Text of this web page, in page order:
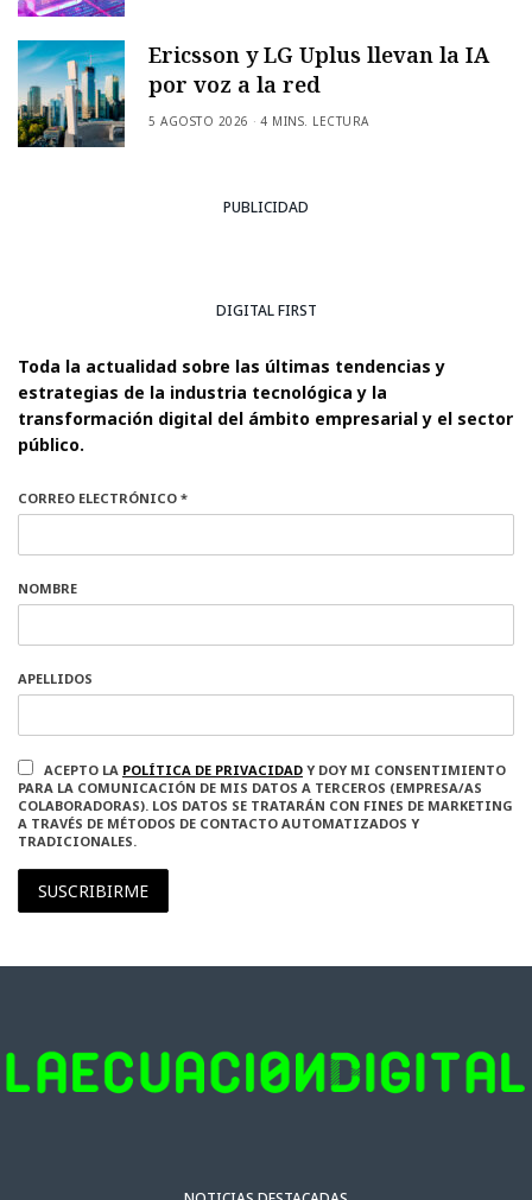
Ericsson y LG Uplus llevan la IA
por voz a la red
5 AGOSTO 2026 4 MINS. LECTURA
PUBLICIDAD
DIGITAL FIRST
Toda la actualidad sobre las últimas tendencias y
estrategias de la industria tecnológica y la
transformación digital del ámbito empresarial y el sector
público.
CORREO ELECTRÓNICO *
NOMBRE
APELLIDOS
ACEPTO LA POLÍTICA DE PRIVACIDAD Y DOY MI CONSENTIMIENTO
PARA LA COMUNICACIÓN DE MIS DATOS A TERCEROS (EMPRESA/AS
COLABORADORAS). LOS DATOS SE TRATARÁN CON FINES DE MARKETING
A TRAVÉS DE MÉTODOS DE CONTACTO AUTOMATIZADOS Y
TRADICIONALES.
SUSCRIBIRME